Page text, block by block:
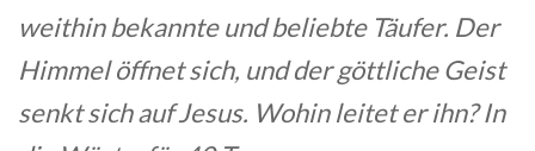
weithin bekannte und beliebte Täufer. Der
Himmel öffnet sich, und der göttliche Geist
senkt sich auf Jesus. Wohin leitet er ihn? In